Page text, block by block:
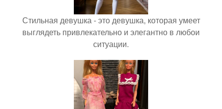
Стильная девушка - это девушка, которая умеет
выглядеть привлекательно и элегантно в любои
ситуации.